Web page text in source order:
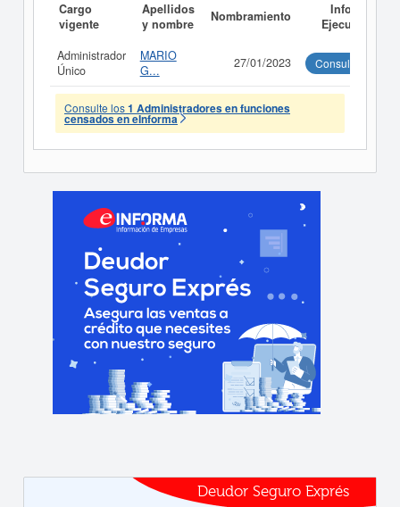
Cargo
vigente
Apellidos
y nombre
Nombramiento
Informe
Ejecutivo
Administrador
Único
MARIO
G...
27/01/2023 Consultar
Consulte los1 Administradores en funciones
censados en eInforma
Deudor Seguro Exprés